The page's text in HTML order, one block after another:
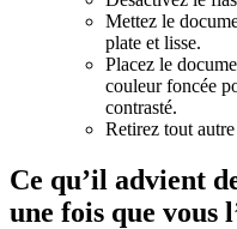
Mettez le
plate et lisse.
Placez le
couleur foncée
contrasté.
Retirez tout
Ce qu’il advient
une fois que vous